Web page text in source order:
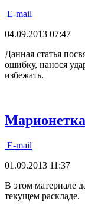
E-mail
04.09.2013 07:47
Данная статья
ошибку, нанося
избежать.
E-mail
01.09.2013 11:37
В этом материале
текущем раскладе.